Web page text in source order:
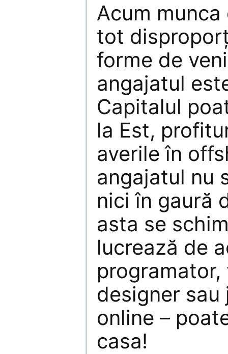
Acum
tot
forme de
angajatul
Capitalul
la Est,
averile în
angajatul nu
nici în gaură
asta se
lucrează de
designer
online –
casa!